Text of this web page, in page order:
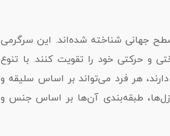
سطح جهانی شناخته شده‌اند. این سرگرمی
و حرکتی خود را تقویت کنند. با تنوع
هر فرد می‌تواند بر اساس سلیقه و
پازل‌ها، طبقه‌بندی آن‌ها بر اساس جنس و